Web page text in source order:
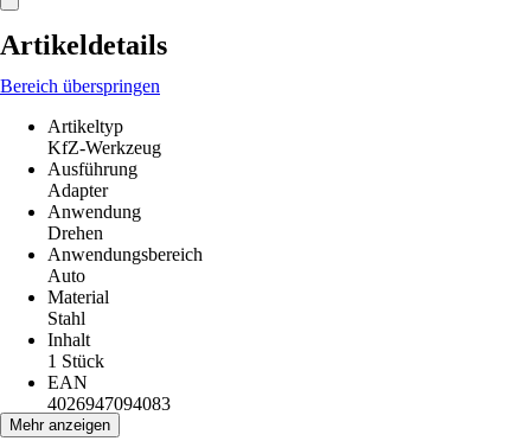
Artikeldetails
Bereich überspringen
Artikeltyp
KfZ-Werkzeug
Ausführung
Adapter
Anwendung
Drehen
Anwendungsbereich
Auto
Material
Stahl
Inhalt
1 Stück
EAN
4026947094083
Mehr anzeigen